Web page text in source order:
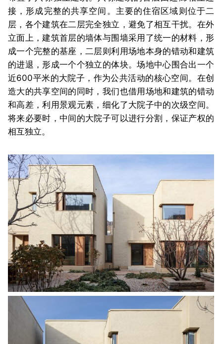
接，形成完整的共享空间。主要的住宿区域则位于二
层，各个建筑在二层完全独立，避免了相互干扰。在外
立面上，建筑首层的墙体与围墙采用了统一的材料，形
成一个完整的基座，二层则利用场地本身的错动和建筑
的进退，形成一个个独立的体块。场地中心围合出一个
近600平米的大院子，作为公共活动的核心空间。在创
造大的共享空间的同时，我们也借用场地和建筑的错动
和高差，利用景观元素，细化了大院子中的次级空间。
将来必要时，中间的大院子可以进行分割，保证产权的
相互独立。